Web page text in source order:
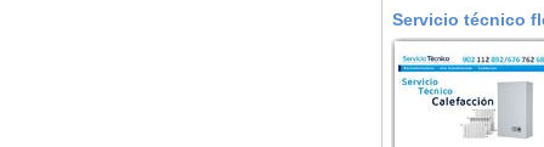
Servicio técnico